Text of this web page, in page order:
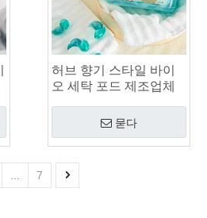
허브 향기 스타일 바이
오 세탁 포드 제조업체
묻다
7